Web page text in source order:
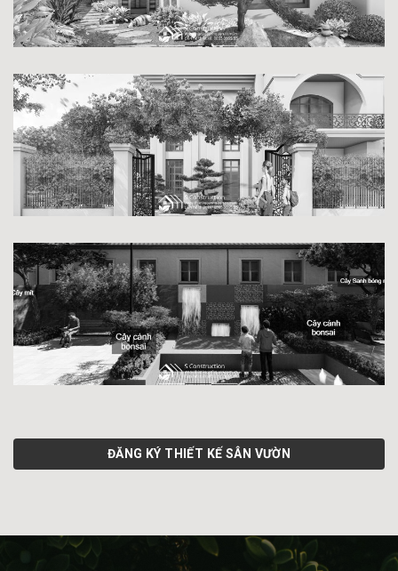
VƯỜN CHO THÚ CƯNG
CẢNH QUAN LỐI VÀO
THÁC NƯỚC HIỆN ĐẠI
ĐĂNG KÝ THIẾT KẾ SÂN VƯỜN